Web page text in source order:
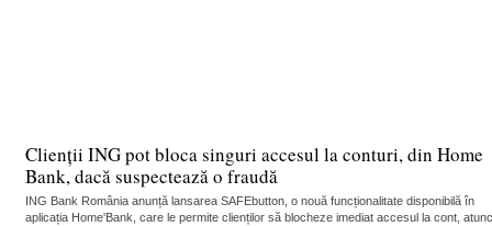
Clienții ING pot bloca singuri accesul la conturi, din Home
Bank, dacă suspectează o fraudă
ING Bank România anunță lansarea SAFEbutton, o nouă funcționalitate disponibilă în
aplicația Home'Bank, care le permite clienților să blocheze imediat accesul la cont,